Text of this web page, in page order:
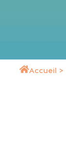
Accueil >